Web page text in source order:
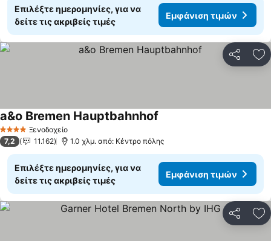
Επιλέξτε ημερομηνίες, για να
δείτε τις ακριβείς τιμές
Εμφάνιση τιμών
4 ΑστέριαΞενοδοχείο
a&o Bremen Hauptbahnhof
7,2 11.162 1.0 χλμ. από: Κέντρο πόλης
Επιλέξτε ημερομηνίες, για να
δείτε τις ακριβείς τιμές
Εμφάνιση τιμών